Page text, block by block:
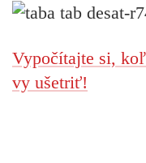
Vypočítajte si,
vy ušetriť!